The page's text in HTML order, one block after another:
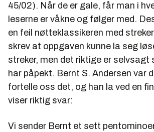
45/02). Når de er gale, får man i
leserne er våkne og følger med.
en feil nøtteklassikeren med
skrev at oppgaven kunne la seg
streker, men det riktige er selvsagt
har påpekt. Bernt S. Andersen var
fortelle oss det, og han la ved en
viser riktig svar:
Vi sender Bernt et sett